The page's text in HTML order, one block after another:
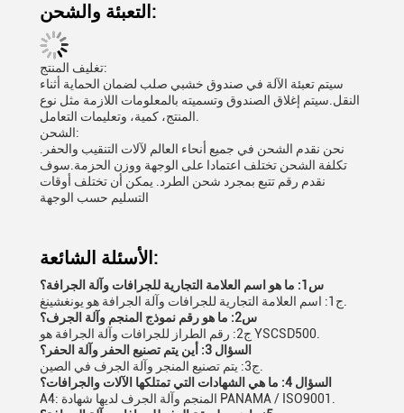
التعبئة والشحن:
تغليف المنتج:
سيتم تعبئة الآلة في صندوق خشبي صلب لضمان الحماية أثناء
النقل.سيتم إغلاق الصندوق وتسميته بالمعلومات اللازمة مثل نوع
الشحن:
نحن نقدم الشحن في جميع أنحاء العالم لآلات التنقيب والحفر.
تكلفة الشحن تختلف اعتمادا على الوجهة ووزن الحزمة.سوف
نقدم رقم تتبع بمجرد شحن الطرد. يمكن أن تختلف أوقات
التسليم حسب الوجهة
الأسئلة الشائعة:
س1: ما هو اسم العلامة التجارية للجرافات وآلة الجرافة؟
س2: ما هو رقم نموذج المنجم وآلة الجرف؟
ج2: رقم الطراز للجرافات وآلة الجرافة هو YSCSD500.
السؤال 3: أين يتم تصنيع الحفر وآلة الحفر؟
السؤال 4: ما هي الشهادات التي تمتلكها الآلات والجرافات؟
A4: المنجم وآلة الجرف لديها شهادة PANAMA / ISO9001.